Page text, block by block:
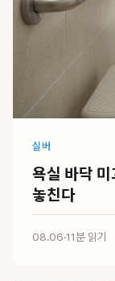
실버
욕실 바닥
놓친다
08.06·11분 읽기